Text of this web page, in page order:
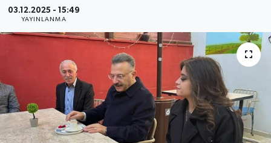
03.12.2025 - 15:49
YAYINLANMA
Gündem
Kültür Sanat
Magazin
Politika
Sağlık